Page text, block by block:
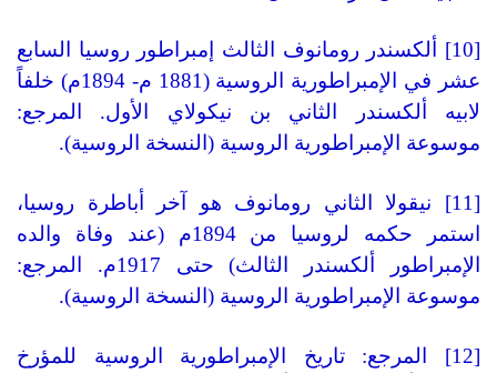
[10] ألكسندر رومانوف الثالث إمبراطور روسيا السابع
عشر في الإمبراطورية الروسية (1881 م- 1894م) خلفاً
لابيه ألكسندر الثاني بن نيكولاي الأول. المرجع:
موسوعة الإمبراطورية الروسية (النسخة الروسية).
[11] نيقولا الثاني رومانوف هو آخر أباطرة روسيا،
استمر حكمه لروسيا من 1894م (عند وفاة والده
الإمبراطور ألكسندر الثالث) حتى 1917م. المرجع:
موسوعة الإمبراطورية الروسية (النسخة الروسية).
[12] المرجع: تاريخ الإمبراطورية الروسية للمؤرخ